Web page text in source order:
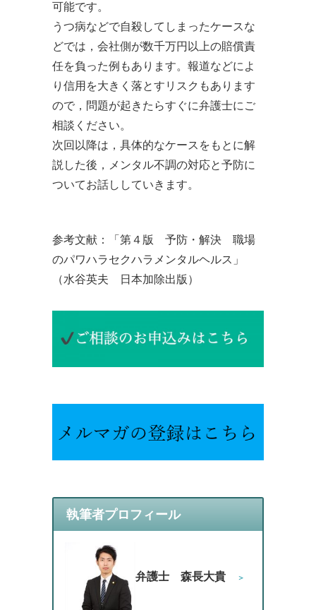
可能です。
うつ病などで自殺してしまったケースな
どでは，会社側が数千万円以上の賠償責
任を負った例もあります。報道などによ
り信用を大きく落とすリスクもあります
ので，問題が起きたらすぐに弁護士にご
相談ください。
次回以降は，具体的なケースをもとに解
説した後，メンタル不調の対応と予防に
ついてお話ししていきます。
参考文献：「第４版 予防・解決 職場
のパワハラセクハラメンタルヘルス」
（水谷英夫 日本加除出版）
執筆者プロフィール
弁護士 森長大貴 ＞